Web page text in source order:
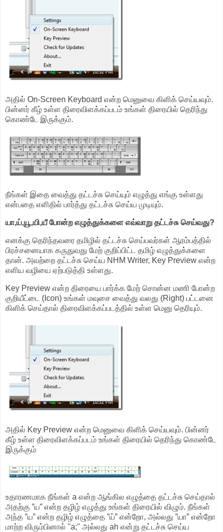
அதில் On-Screen Keyboard என்ற மெனுவை கிளிக் செய்யவும்.
பின்னர் கீழ் உள்ள திரைவிளக்கப்படம் உங்கள் திரையில் தெரிந்து
கொண்டே இருக்கும்.
நீங்கள் இதை வைத்து தட்டச்சு செய்யும் எழுத்து எங்கு உள்ளது
என்பதை எளிதில் பார்த்து தட்டச்சு செய்ய முடியும்.
யா,ய்,யூ,யி,யீ போன்ற எழுத்துக்களை எவ்வாறு தட்டச்சு செய்வது?
எனக்கு தெரிந்தவரை தமிழில் தட்டச்சு செய்பவர்கள் ஆரம்பத்தில்
பிரச்சனையாக கருதுவது மேற் குறிப்பிட்ட தமிழ் எழுத்துக்களை
தான். அவற்றை தட்டச்சு செய்ய NHM Writer, Key Preview என்ற
எளிய வழியை ஏற்படுத்தி உள்ளது.
Key Preview என்ற திரையை பார்க்க மேற் சொன்ன மணி போன்ற
குறியீட்டை (Icon) உங்கள் மவுசை வைத்து வலது (Right) பட்டனை
கிளிக் செய்தால் திரைவிளக்கப்படத்தில் உள்ள மெனு தெரியும்.
அதில் Key Preview என்ற மெனுவை கிளிக் செய்யவும். பின்னர்
கீழ் உள்ள திரைவிளக்கப்படம் உங்கள் திரையில் தெரிந்து கொண்டே
இருக்கும்
உதாரணமாக நீங்கள் a என்ற ஆங்கில எழுத்தை தட்டச்சு செய்தால்
அதற்கு ”ய” என்ற தழிழ் எழுத்து உங்கள் திரையில் விழும். நீங்கள்
அந்த ”ய” என்ற தழிழ் எழுத்தை ”ய்” என்றோ, அல்லது ”யா” என்றோ
மாற்ற விரும்பினால் "a;" அல்லது ah என்று தட்டச்சு செய்ய